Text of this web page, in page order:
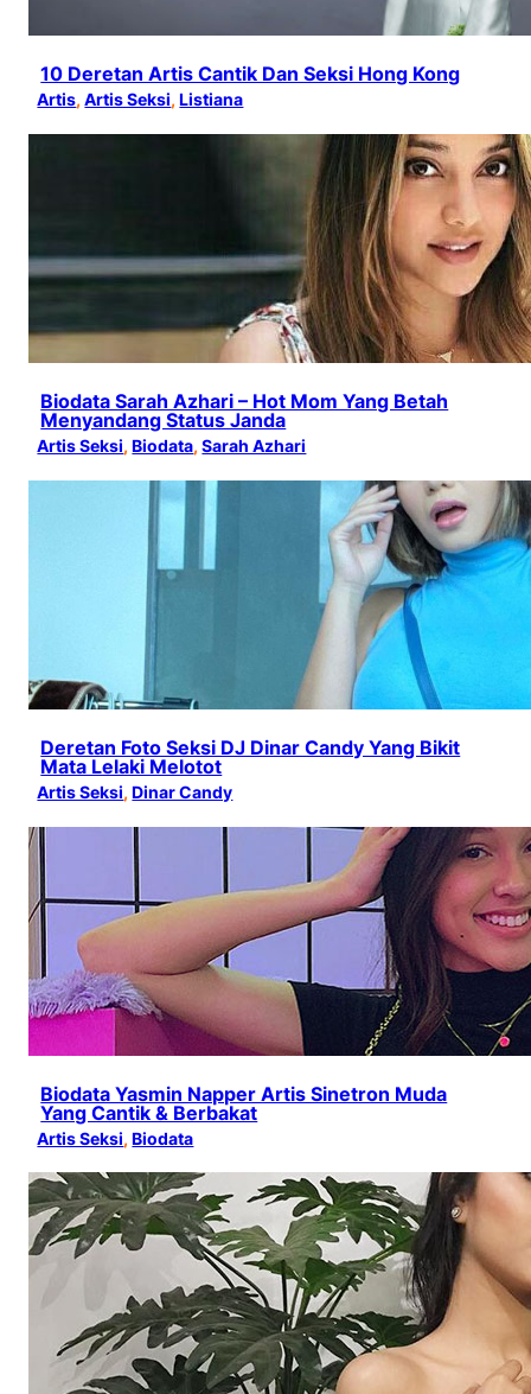
10 Deretan Artis Cantik Dan Seksi Hong Kong
Artis, Artis Seksi, Listiana
Biodata Sarah Azhari – Hot Mom Yang Betah
Menyandang Status Janda
Artis Seksi, Biodata, Sarah Azhari
Deretan Foto Seksi DJ Dinar Candy Yang Bikit
Mata Lelaki Melotot
Artis Seksi, Dinar Candy
Biodata Yasmin Napper Artis Sinetron Muda
Yang Cantik & Berbakat
Artis Seksi, Biodata